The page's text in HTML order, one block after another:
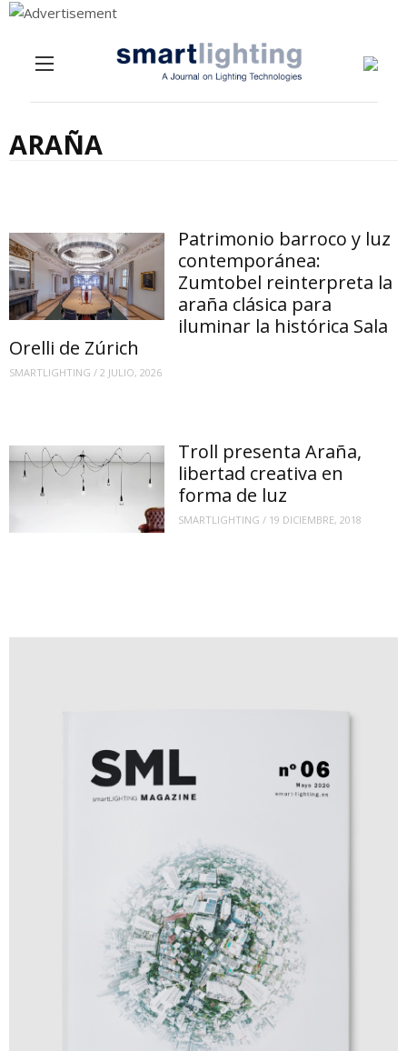
ARAÑA
Patrimonio barroco y luz
contemporánea:
Zumtobel reinterpreta la
araña clásica para
iluminar la histórica Sala
Orelli de Zúrich
SMARTLIGHTING / 2 JULIO, 2026
Troll presenta Araña,
libertad creativa en
forma de luz
SMARTLIGHTING / 19 DICIEMBRE, 2018